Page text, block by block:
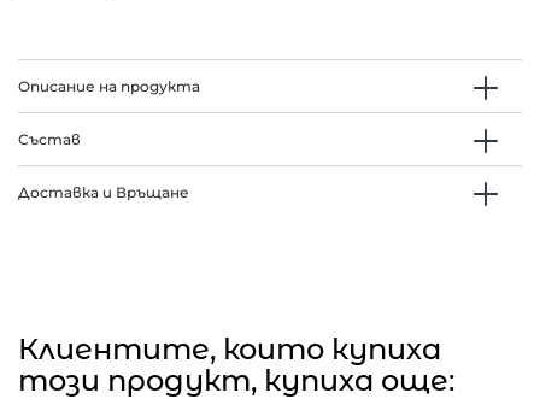
Описание на продукта
Състав
Доставка и Връщане
Клиентите, които купиха
този продукт, купиха още: